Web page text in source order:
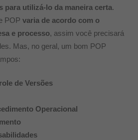
para utilizá-lo da maneira certa.
POP varia de acordo com o
e processo, assim você precisará
Mas, no geral, um bom POP
de Versões
Operacional